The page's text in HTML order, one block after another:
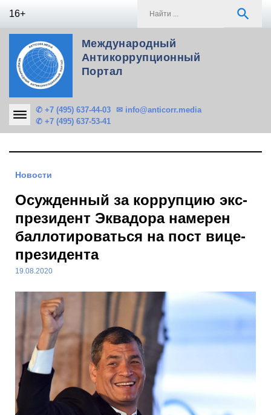
16+ search
Международный
Антикоррупционный
Портал
✆ +7 (495) 637-44-03
✆ +7 (495) 637-53-41
✉ info@anticorr.media
Новости
Осужденный за коррупцию экс-
президент Эквадора намерен
баллотироваться на пост вице-
президента
19.08.2020